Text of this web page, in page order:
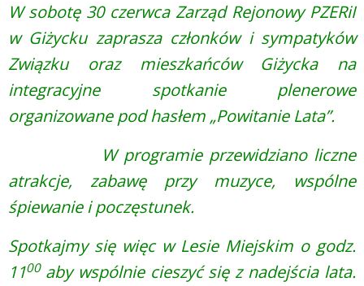
W sobotę 30 czerwca Zarząd Rejonowy PZERiI
w Giżycku zaprasza członków i sympatyków
Związku oraz mieszkańców Giżycka na
integracyjne spotkanie plenerowe
organizowane pod hasłem „Powitanie Lata”.
W programie przewidziano liczne
atrakcje, zabawę przy muzyce, wspólne
śpiewanie i poczęstunek.
Spotkajmy się więc w Lesie Miejskim o godz.
1100 aby wspólnie cieszyć się z nadejścia lata.